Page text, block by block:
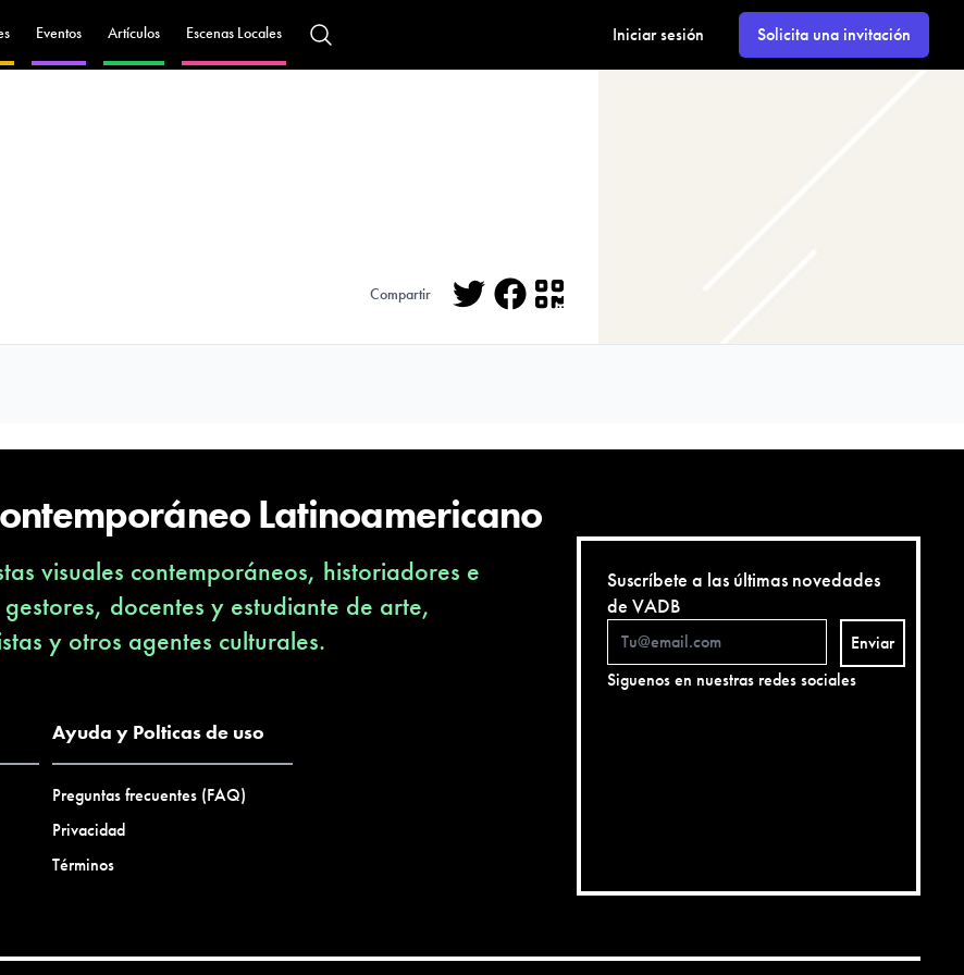
Eventos Artículos Escenas Locales Iniciar sesión Solicita una invitación
Compartir
Latinoamericano
visuales contemporáneos, historiadores e
docentes y estudiante de arte,
y otros agentes culturales.
Ayuda y Polticas de uso
Preguntas frecuentes (FAQ)
Privacidad
Términos
Suscríbete a las últimas novedades
de VADB
Enviar
Siguenos en nuestras redes sociales